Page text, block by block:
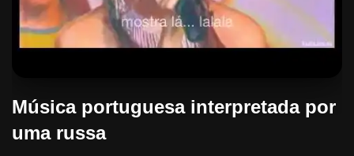
Música portuguesa interpretada por
uma russa